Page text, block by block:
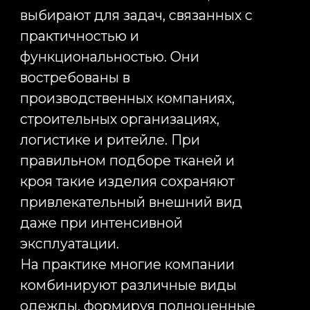
Технологии брендирования: как
выбрать способ нанесения
логотипа
определяется не только тканью и
кроем, но и тем, насколько
профессионально выполнено
брендирование. Даже самая